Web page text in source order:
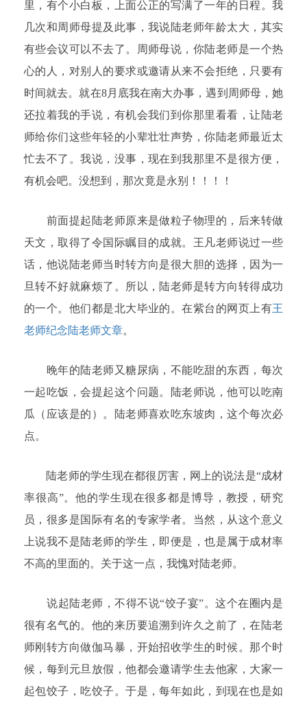
里，有个小白板，上面公正的写满了一年的日程。我
几次和周师母提及此事，我说陆老师年龄太大，其实
有些会议可以不去了。周师母说，你陆老师是一个热
心的人，对别人的要求或邀请从来不会拒绝，只要有
时间就去。就在8月底我在南大办事，遇到周师母，她
还拉着我的手说，有机会我们到你那里看看，让陆老
师给你们这些年轻的小辈壮壮声势，你陆老师最近太
忙去不了。我说，没事，现在到我那里不是很方便，
有机会吧。没想到，那次竟是永别！！！！
前面提起陆老师原来是做粒子物理的，后来转做
天文，取得了令国际瞩目的成就。王凡老师说过一些
话，他说陆老师当时转方向是很大胆的选择，因为一
旦转不好就麻烦了。所以，陆老师是转方向转得成功
的一个。他们都是北大毕业的。在紫台的网页上有王
老师纪念陆老师文章。
晚年的陆老师又糖尿病，不能吃甜的东西，每次
一起吃饭，会提起这个问题。陆老师说，他可以吃南
瓜（应该是的）。陆老师喜欢吃东坡肉，这个每次必
点。
陆老师的学生现在都很厉害，网上的说法是“成材
率很高”。他的学生现在很多都是博导，教授，研究
员，很多是国际有名的专家学者。当然，从这个意义
上说我不是陆老师的学生，即便是，也是属于成材率
不高的里面的。关于这一点，我愧对陆老师。
说起陆老师，不得不说“饺子宴”。这个在圈内是
很有名气的。他的来历要追溯到许久之前了，在陆老
师刚转方向做伽马暴，开始招收学生的时候。那个时
候，每到元旦放假，他都会邀请学生去他家，大家一
起包饺子，吃饺子。于是，每年如此，到现在也是如